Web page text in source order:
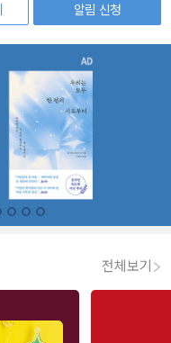
알림 신청
전체보기